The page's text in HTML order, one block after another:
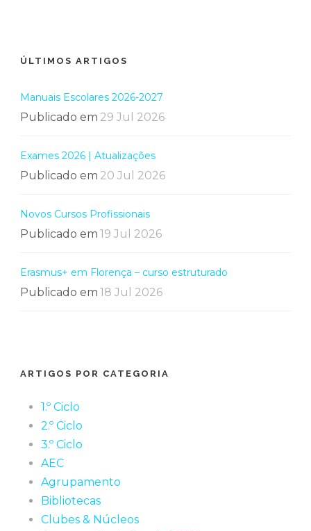
ÚLTIMOS ARTIGOS
Manuais Escolares 2026-2027
Publicado em 29 Jul 2026
Exames 2026 | Atualizações
Publicado em 20 Jul 2026
Novos Cursos Profissionais
Publicado em 19 Jul 2026
Erasmus+ em Florença – curso estruturado
Publicado em 18 Jul 2026
ARTIGOS POR CATEGORIA
1.º Ciclo
2.º Ciclo
3.º Ciclo
AEC
Agrupamento
Bibliotecas
Clubes & Núcleos